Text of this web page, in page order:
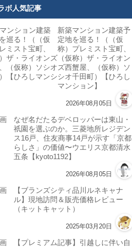
ボ人気記事
新築マンション建築予
定地を巡る！（（仮
称）プレミスト宝町、
（仮称）ザ・ライオン
ズ西蟹屋、（仮称）ソ
シオ千田町）【ひろし
マンション】
2026年08月05日
なぜ名だたるデベロッパーは東山・
祇園を選ぶのか。三菱地所レジデン
ス16戸、住友商事14戸が示す「京都
らしさ」の価値〜ウエリス京都清水
五条【kyoto1192】
2026年08月05日
【ブランズシティ品川ルネキャナ
ル】現地訪問＆販売価格レビュー
（キットキャット）
2025年03月20日
【プレミアム記事】引越しに伴い自